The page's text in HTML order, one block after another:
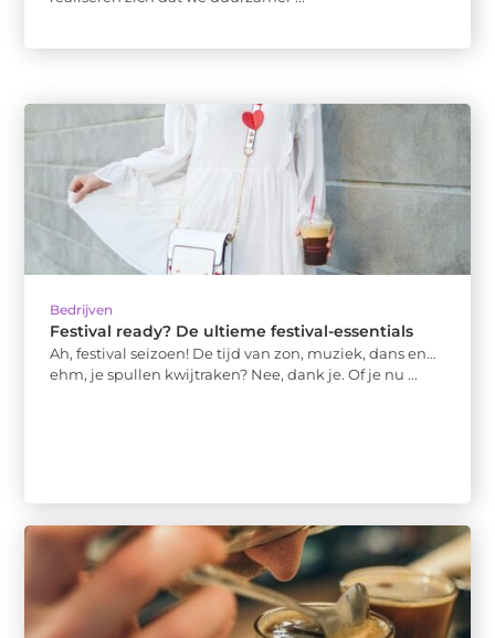
Bedrijven
Festival ready? De ultieme festival-essentials
Ah, festival seizoen! De tijd van zon, muziek, dans en…
ehm, je spullen kwijtraken? Nee, dank je. Of je nu ...